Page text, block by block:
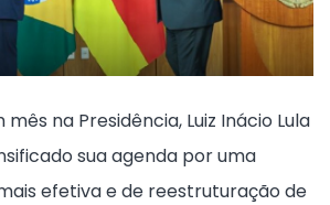
na Presidência, Luiz Inácio Lula
sua agenda por uma
efetiva e de reestruturação de